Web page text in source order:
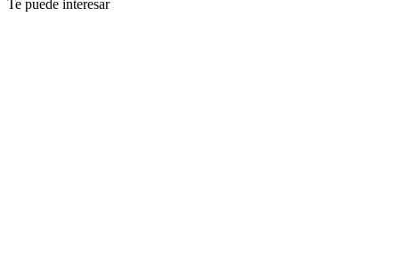
Te puede interesar